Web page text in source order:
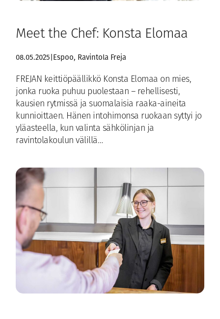
Meet the Chef: Konsta Elomaa
08.05.2025 Espoo, Ravintola Freja
FREJAN keittiöpäällikkö Konsta Elomaa on mies,
jonka ruoka puhuu puolestaan – rehellisesti,
kausien rytmissä ja suomalaisia raaka-aineita
kunnioittaen. Hänen intohimonsa ruokaan syttyi jo
yläasteella, kun valinta sähkölinjan ja
ravintolakoulun välillä…